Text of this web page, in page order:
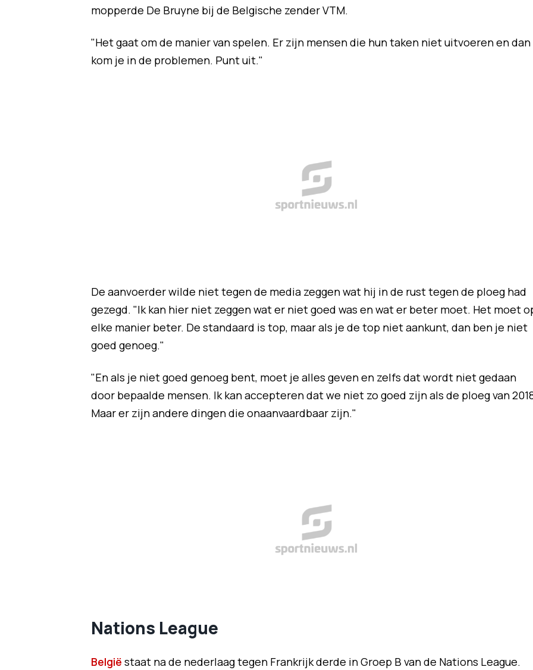
mopperde De Bruyne bij de Belgische zender VTM.
"Het gaat om de manier van spelen. Er zijn mensen die hun taken niet uitvoeren en dan
kom je in de problemen. Punt uit."
De aanvoerder wilde niet tegen de media zeggen wat hij in de rust tegen de ploeg had
gezegd. "Ik kan hier niet zeggen wat er niet goed was en wat er beter moet. Het moet
elke manier beter. De standaard is top, maar als je de top niet aankunt, dan ben je niet
goed genoeg."
"En als je niet goed genoeg bent, moet je alles geven en zelfs dat wordt niet gedaan
door bepaalde mensen. Ik kan accepteren dat we niet zo goed zijn als de ploeg van
Maar er zijn andere dingen die onaanvaardbaar zijn."
Nations League
België staat na de nederlaag tegen Frankrijk derde in Groep B van de Nations League.